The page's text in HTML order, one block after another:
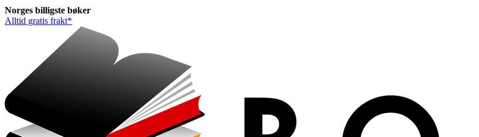
Norges billigste bøker
Alltid gratis frakt*